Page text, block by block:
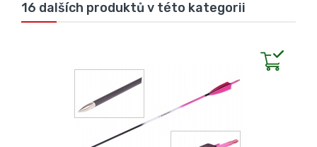
16 dalších produktů v této kategorii